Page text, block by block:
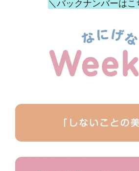
＼バックナンバーはこ